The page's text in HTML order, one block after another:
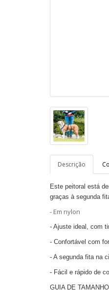
Descrição
Este peitoral está
graças à segunda
- Em nylon
- Ajuste ideal, com
- Confortável com
- A segunda fita na
- Fácil e rápido de
GUIA DE